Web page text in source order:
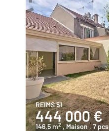
REIMS 51
444 000 €
146,5 m2 , Maison , 7 pcs